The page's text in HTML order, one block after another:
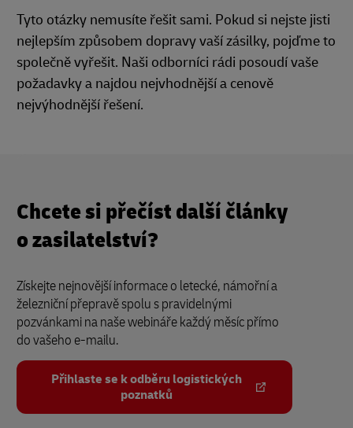
Tyto otázky nemusíte řešit sami. Pokud si nejste jisti
nejlepším způsobem dopravy vaší zásilky, pojďme to
společně vyřešit. Naši odborníci rádi posoudí vaše
požadavky a najdou nejvhodnější a cenově
nejvýhodnější řešení.
Chcete si přečíst další články
o zasilatelství?
Získejte nejnovější informace o letecké, námořní a
železniční přepravě spolu s pravidelnými
pozvánkami na naše webináře každý měsíc přímo
do vašeho e-mailu.
Přihlaste se k odběru logistických
poznatků